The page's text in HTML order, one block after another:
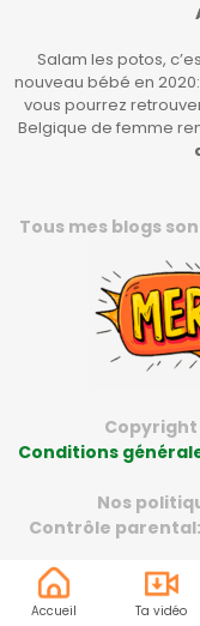
Accueil Ta vidéo
Salam les potos,
nouveau bébé en
vous pourrez
Belgique de femme
Tous mes blogs
Copyright
Conditions
Nos
Contrôle parental: